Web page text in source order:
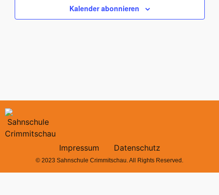
Kalender abonnieren
Impressum Datenschutz
© 2023 Sahnschule Crimmitschau. All Rights Reserved.